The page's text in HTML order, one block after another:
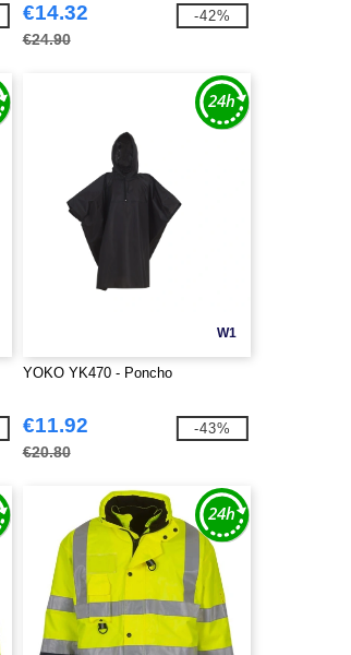
€14.32
€24.90
-42%
W1
YOKO YK470 - Poncho
€11.92
€20.80
-43%